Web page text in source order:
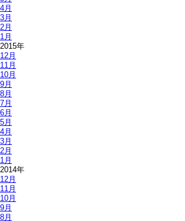
4月
3月
2月
1月
2015年
12月
11月
10月
9月
8月
7月
6月
5月
4月
3月
2月
1月
2014年
12月
11月
10月
9月
8月